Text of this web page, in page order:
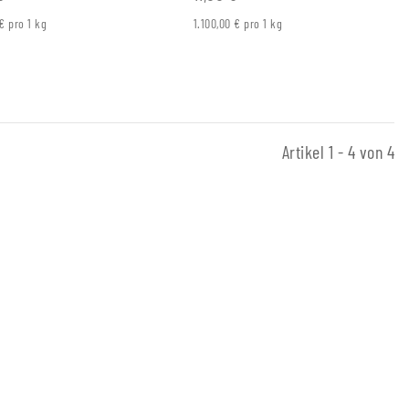
pro 1 kg 1.100,00 € pro 1 kg
Artikel 1 - 4 von 4